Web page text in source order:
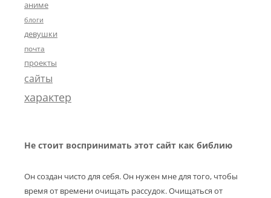
аниме
блоги
девушки
почта
проекты
сайты
характер
Не стоит воспринимать этот сайт как библию
Он создан чисто для себя. Он нужен мне для того, чтобы
время от времени очищать рассудок. Очищаться от